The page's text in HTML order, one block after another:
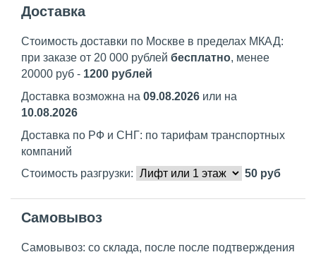
Доставка
Стоимость доставки по Москве в пределах МКАД:
при заказе от 20 000 рублей бесплатно, менее
20000 руб - 1200 рублей
Доставка возможна на 09.08.2026 или на
10.08.2026
Доставка по РФ и СНГ: по тарифам транспортных
компаний
Стоимость разгрузки:
50 руб
Самовывоз
Самовывоз: со склада, после после подтверждения